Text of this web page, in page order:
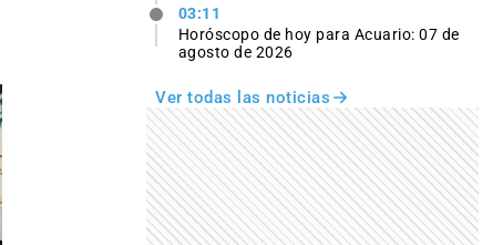
03:11
Horóscopo de hoy para Acuario: 07 de
agosto de 2026
Ver todas las noticias